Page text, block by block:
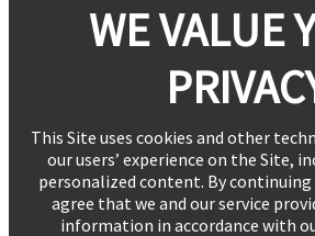
WE VALUE
This Site uses cookies and other
our users’ experience on the Site,
personalized content. By continuing
agree that we and our service
information in accordance with